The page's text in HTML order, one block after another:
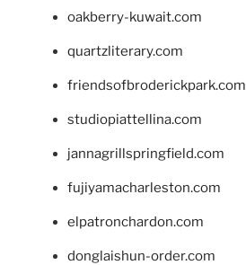
oakberry-kuwait.com
quartzliterary.com
friendsofbroderickpark.com
studiopiattellina.com
jannagrillspringfield.com
fujiyamacharleston.com
elpatronchardon.com
donglaishun-order.com